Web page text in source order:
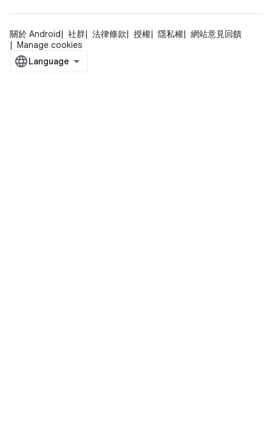
關於 Android 社群 法律條款 授權 隱私權
網站意見回饋
Manage cookies